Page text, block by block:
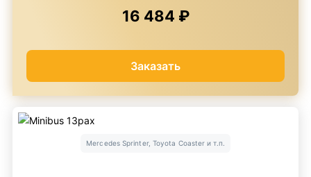
16 484 ₽
Заказать
Mercedes Sprinter, Toyota Coaster и т.п.